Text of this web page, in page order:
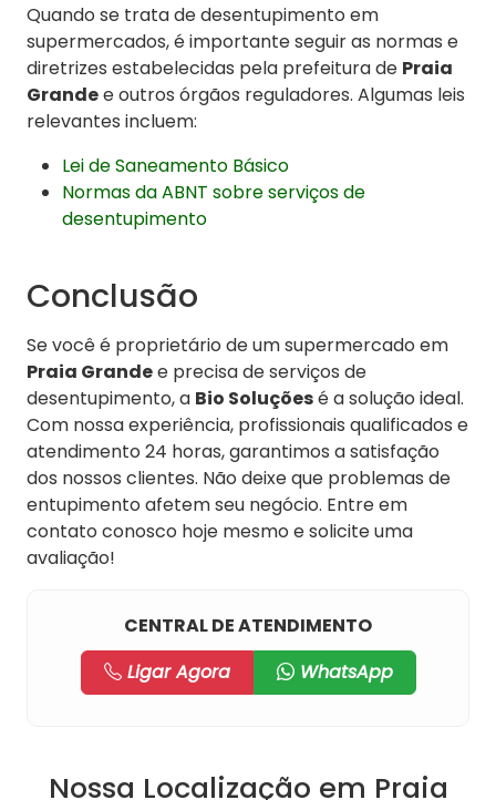
Quando se trata de desentupimento em
supermercados, é importante seguir as normas e
diretrizes estabelecidas pela prefeitura de Praia
Grandee outros órgãos reguladores. Algumas leis
relevantes incluem:
Lei de Saneamento Básico
Normas da ABNT sobre serviços de
desentupimento
Conclusão
Se você é proprietário de um supermercado em
Praia Grandee precisa de serviços de
desentupimento, a Bio Soluçõesé a solução ideal.
Com nossa experiência, profissionais qualificados e
atendimento 24 horas, garantimos a satisfação
dos nossos clientes. Não deixe que problemas de
entupimento afetem seu negócio. Entre em
contato conosco hoje mesmo e solicite uma
avaliação!
CENTRAL DE ATENDIMENTO
Ligar Agora
WhatsApp
Nossa Localização em Praia